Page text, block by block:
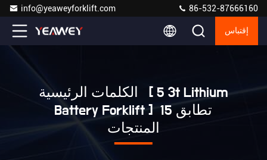
info@yeaweyforklift.com 86-532-87666160
إقتباس
الكلمات الرئيسية [ 3 5t Lithium
Battery Forklift ] تطابق 15
المنتجات